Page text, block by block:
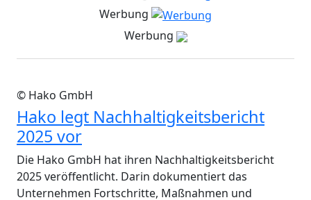
Werbung
Werbung
© Hako GmbH
Hako legt Nachhaltigkeitsbericht
2025 vor
Die Hako GmbH hat ihren Nachhaltigkeitsbericht
2025 veröffentlicht. Darin dokumentiert das
Unternehmen Fortschritte, Maßnahmen und